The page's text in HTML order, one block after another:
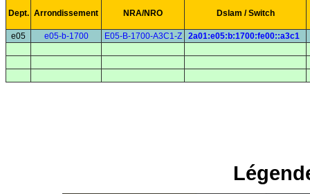
Dept. Arrondissement NRA/NRO Dslam / Switch
e05 e05-b-1700 E05-B-1700-A3C1-Z 2a01:e05:b:1700:fe00::a3c1